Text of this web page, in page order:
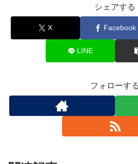
シェアする
X Facebook
LINE
フォローする